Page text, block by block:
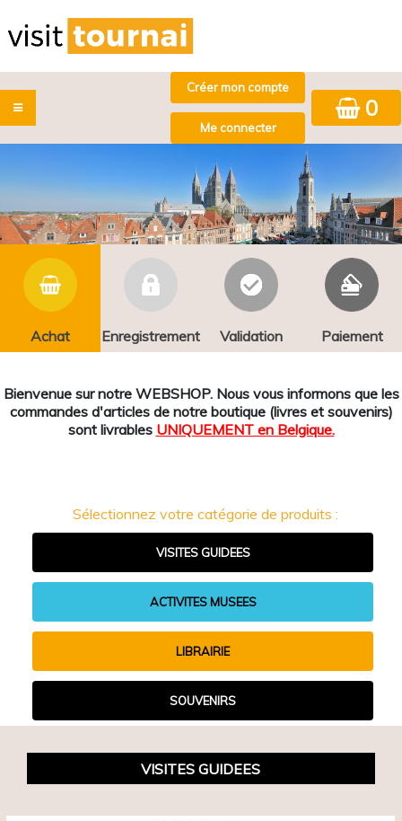
0
Achat Enregistrement Validation Paiement
Bienvenue sur notre WEBSHOP. Nous vous informons que les
commandes d'articles de notre boutique (livres et souvenirs)
sont livrables UNIQUEMENT en Belgique.
Sélectionnez votre catégorie de produits :
VISITES GUIDEES
ACTIVITES MUSEES
LIBRAIRIE
SOUVENIRS
VISITES GUIDEES